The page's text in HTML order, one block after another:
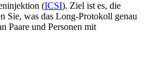
(ICSI). Ziel ist es, die
Sie, was das Long-Protokoll genau
Paare und Personen mit